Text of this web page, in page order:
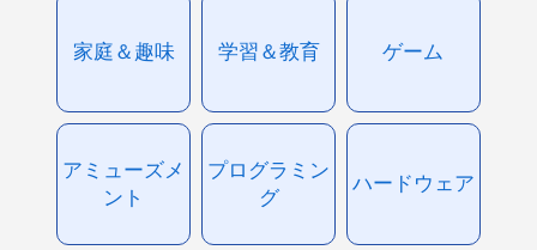
家庭＆趣味 学習＆教育 ゲーム
アミューズメ
ント
プログラミン
グ
ハードウェア